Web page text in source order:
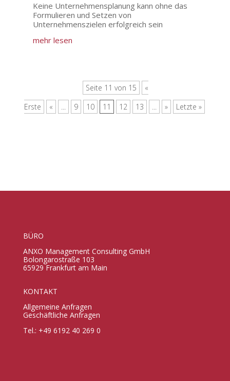
Keine Unternehmensplanung kann ohne das
Formulieren und Setzen von
Unternehmenszielen erfolgreich sein
mehr lesen
Seite 11 von 15
«
Erste
« ... 9 10 11 12 13 ... » Letzte »
BÜRO
ANXO Management Consulting GmbH
Bolongarostraße 103
65929 Frankfurt am Main
KONTAKT
Allgemeine Anfragen
Geschäftliche Anfragen
Tel.: +49 6192 40 269 0